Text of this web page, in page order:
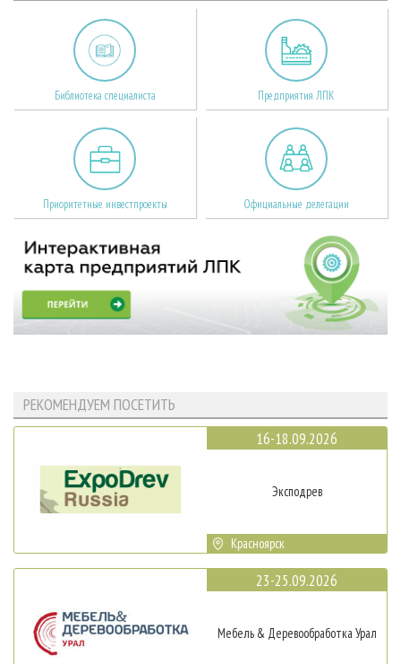
Библиотека специалиста Предприятия ЛПК
Приоритетные инвестпроекты Официальные делегации
РЕКОМЕНДУЕМ ПОСЕТИТЬ
16-18.09.2026
Эксподрев
Красноярск
23-25.09.2026
Мебель & Деревообработка Урал